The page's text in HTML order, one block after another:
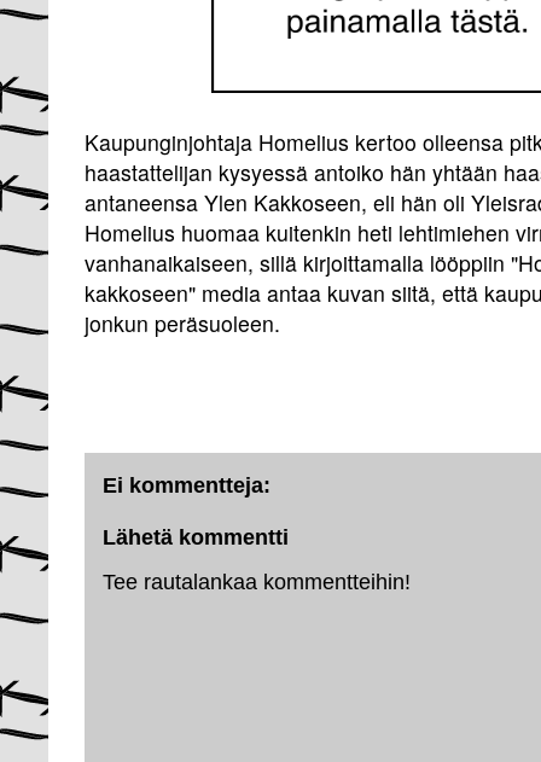
Kaupunginjohtaja Homelius kertoo olleensa
haastattelijan kysyessä antoiko hän yhtään
antaneensa Ylen Kakkoseen, eli hän oli
Homelius huomaa kuitenkin heti lehtimiehen
vanhanaikaiseen, sillä kirjoittamalla lööppiin
kakkoseen" media antaa kuvan siitä, että
jonkun peräsuoleen.
Ei kommentteja:
Lähetä kommentti
Tee rautalankaa kommentteihin!